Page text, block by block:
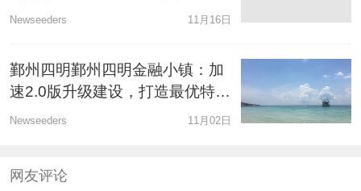
偿债压力
Newseeders 11月16日
鄞州四明鄞州四明金融小镇：加
速2.0版升级建设，打造最优特色
小镇
Newseeders 11月02日
网友评论